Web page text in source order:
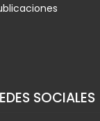
SOCIALES